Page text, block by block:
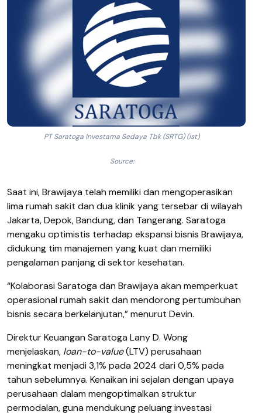
PT Saratoga Investama Sedaya Tbk (SRTG) (ist)
Source:
Saat ini, Brawijaya telah memiliki dan mengoperasikan
lima rumah sakit dan dua klinik yang tersebar di wilayah
Jakarta, Depok, Bandung, dan Tangerang. Saratoga
mengaku optimistis terhadap ekspansi bisnis Brawijaya,
didukung tim manajemen yang kuat dan memiliki
pengalaman panjang di sektor kesehatan.
“Kolaborasi Saratoga dan Brawijaya akan memperkuat
operasional rumah sakit dan mendorong pertumbuhan
bisnis secara berkelanjutan,” menurut Devin.
Direktur Keuangan Saratoga Lany D. Wong
menjelaskan, loan-to-value(LTV) perusahaan
meningkat menjadi 3,1% pada 2024 dari 0,5% pada
tahun sebelumnya. Kenaikan ini sejalan dengan upaya
perusahaan dalam mengoptimalkan struktur
permodalan, guna mendukung peluang investasi